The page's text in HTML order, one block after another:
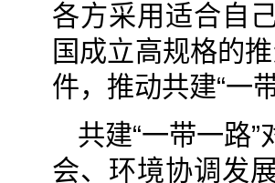
各方采用适合自
国成立高规格的
件，推动共建“一
共建“一带一路
会、环境协调发